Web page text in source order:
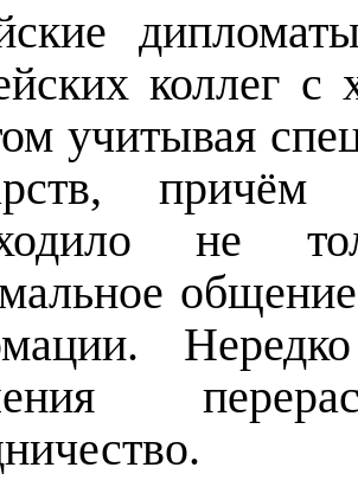
коллег с
учитывая
не